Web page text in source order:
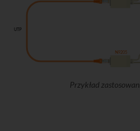
UTP
N9205
Przykład